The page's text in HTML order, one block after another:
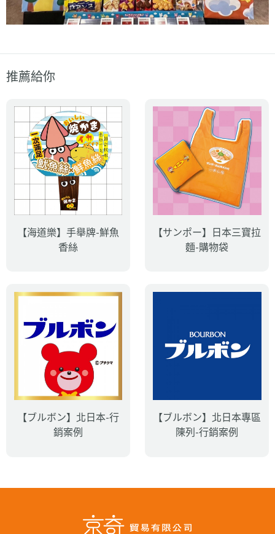
推薦給你
【海道樂】手舉牌-鮮魚
香絲
【サンポー】日本三寶拉
麵-購物袋
【ブルボン】北日本-行
銷案例
【ブルボン】北日本專區
陳列-行銷案例